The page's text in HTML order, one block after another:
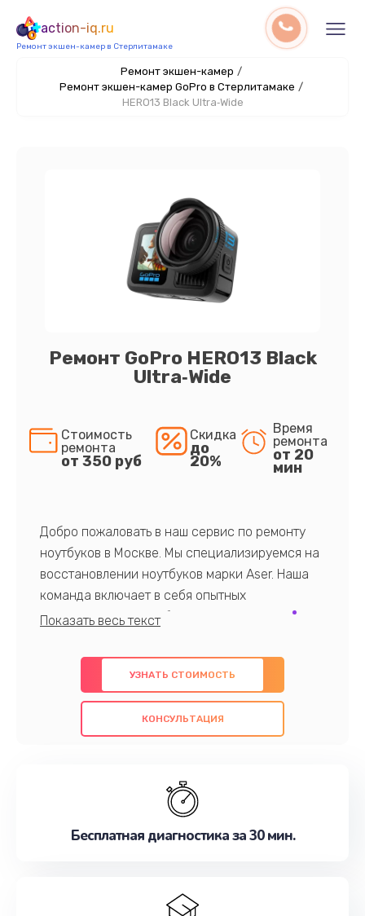
action-iq.ru
Ремонт экшен-камер в Стерлитамаке
Ремонт экшен-камер /
Ремонт экшен-камер GoPro в Стерлитамаке /
HERO13 Black Ultra‑Wide
Ремонт GoPro HERO13 Black
Ultra‑Wide
Стоимость
ремонта
от 350 руб
Скидка
до
20%
Время
ремонта
от 20
мин
Добро пожаловать в наш сервис по ремонту
ноутбуков в Москве. Мы специализируемся на
восстановлении ноутбуков марки Aser. Наша
команда включает в себя опытных
профессионалов с обширными знаниями и
предлагаем быстрый и качественный ремонт с
использованием оригинальных компонентов, а
также гарантируем качество всех
проведенных работ. Наша цель - предоставить
наилучшим образом. Не медлите записаться на
УЗНАТЬ СТОИМОСТЬ
КОНСУЛЬТАЦИЯ
Бесплатная диагностика за 30 мин.